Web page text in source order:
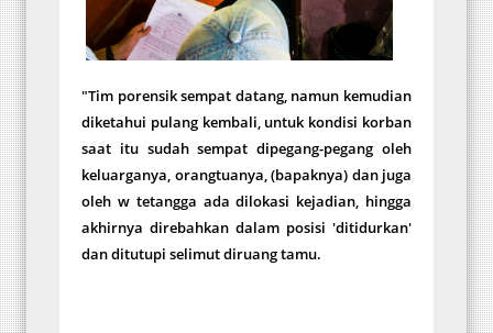
"Tim porensik sempat datang, namun kemudian
diketahui pulang kembali, untuk kondisi korban
saat itu sudah sempat dipegang-pegang oleh
keluarganya, orangtuanya, (bapaknya) dan juga
oleh w tetangga ada dilokasi kejadian, hingga
akhirnya direbahkan dalam posisi 'ditidurkan'
dan ditutupi selimut diruang tamu.